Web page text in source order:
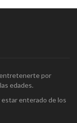
por
edades.
enterado de los